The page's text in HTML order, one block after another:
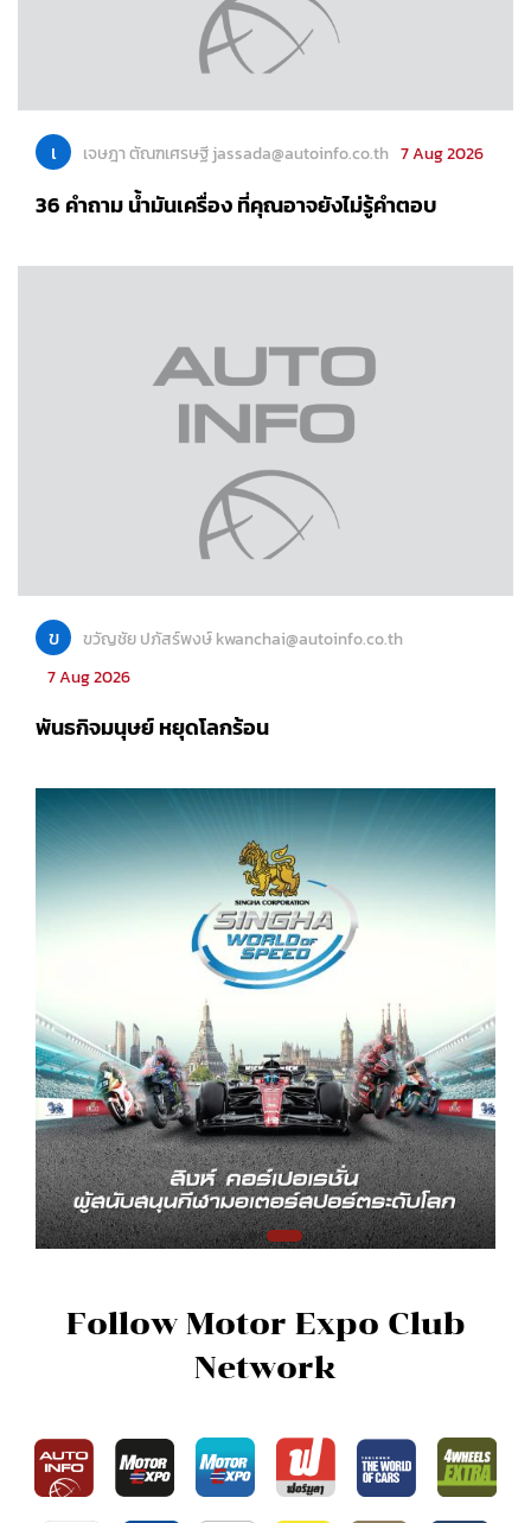
เ เจษฎา ตัณฑเศรษฐี jassada@autoinfo.co.th 7 Aug 2026
36 คำถาม น้ำมันเครื่อง ที่คุณอาจยังไม่รู้คำตอบ
ข
ขวัญชัย ปภัสร์พงษ์ kwanchai@autoinfo.co.th
7 Aug 2026
พันธกิจมนุษย์ หยุดโลกร้อน
Follow Motor Expo Club
Network